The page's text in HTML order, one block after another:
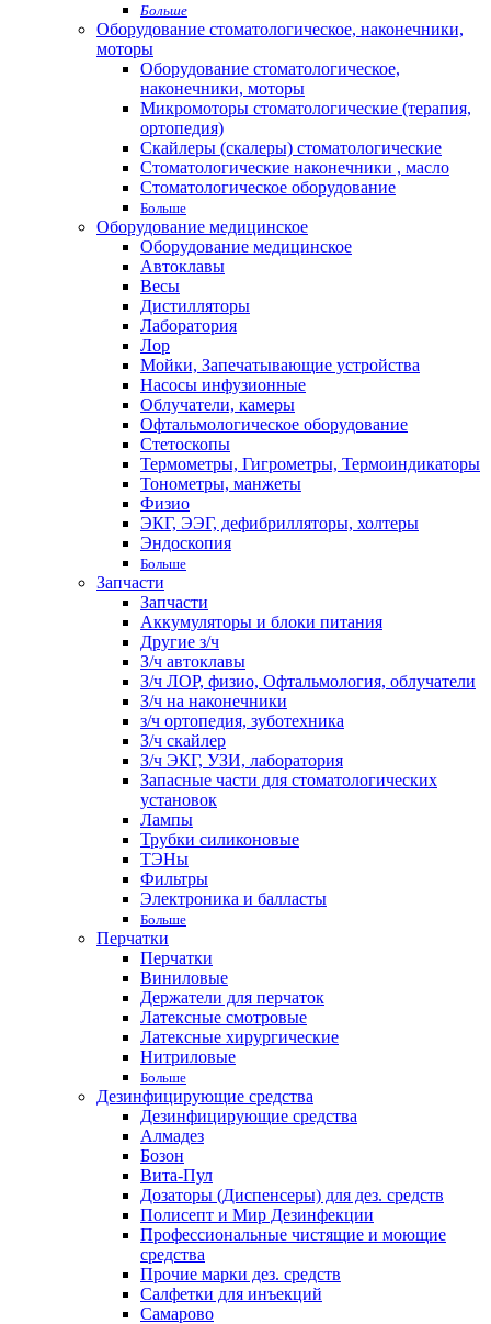
Больше
Оборудование стоматологическое, наконечники,
моторы
Оборудование стоматологическое,
наконечники, моторы
Микромоторы стоматологические (терапия,
ортопедия)
Скайлеры (скалеры) стоматологические
Стоматологические наконечники , масло
Стоматологическое оборудование
Больше
Оборудование медицинское
Оборудование медицинское
Автоклавы
Весы
Дистилляторы
Лаборатория
Лор
Мойки, Запечатывающие устройства
Насосы инфузионные
Облучатели, камеры
Офтальмологическое оборудование
Стетоскопы
Термометры, Гигрометры, Термоиндикаторы
Тонометры, манжеты
Физио
ЭКГ, ЭЭГ, дефибрилляторы, холтеры
Эндоскопия
Больше
Запчасти
Запчасти
Аккумуляторы и блоки питания
Другие з/ч
З/ч автоклавы
З/ч ЛОР, физио, Офтальмология, облучатели
З/ч на наконечники
з/ч ортопедия, зуботехника
З/ч скайлер
З/ч ЭКГ, УЗИ, лаборатория
Запасные части для стоматологических
установок
Лампы
Трубки силиконовые
ТЭНы
Фильтры
Электроника и балласты
Больше
Перчатки
Перчатки
Виниловые
Держатели для перчаток
Латексные смотровые
Латексные хирургические
Нитриловые
Больше
Дезинфицирующие средства
Дезинфицирующие средства
Алмадез
Бозон
Вита-Пул
Дозаторы (Диспенсеры) для дез. средств
Полисепт и Мир Дезинфекции
Профессиональные чистящие и моющие
средства
Прочие марки дез. средств
Салфетки для инъекций
Самарово